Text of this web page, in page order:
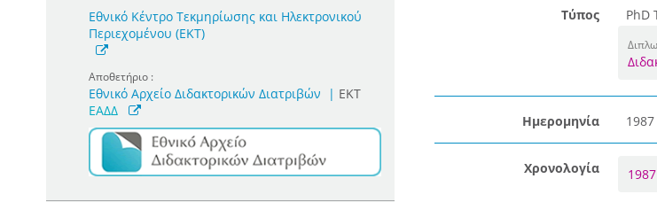
Εθνικό Κέντρο Τεκμηρίωσης και Ηλεκτρονικού
Περιεχομένου (ΕΚΤ)
Αποθετήριο :
Εθνικό Αρχείο Διδακτορικών Διατριβών | ΕΚΤ
ΕΑΔΔ
Τύπος PhD
Ημερομηνία 1987
Χρονολογία 1987